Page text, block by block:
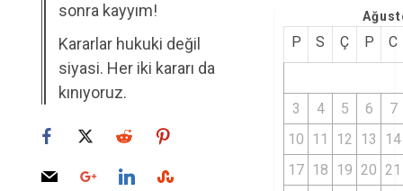
sonra kayyım!
Kararlar hukuki değil
siyasi. Her iki kararı da
kınıyoruz.
P S Ç P C
3 4 5 6
7
10 11 12 13
14
17 18 19 20 21